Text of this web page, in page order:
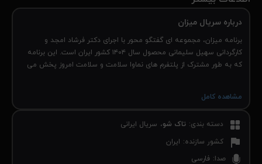
درباره سریال میزان
برنامه میزان، مجموعه ای گفتگو محور با اجرای دکتر فرشاد امجد و
کارگردانی سهیل سلیمانی محصول سال ۱۴۰۴ کشور ایران است. این برنامه
که به طور مشترک از پلتفرم های نماوا سلامت و سلامت امروز پخش می
مشاهده کامل
دسته بندی: تاک شو
سریال ایرانی
کشور سازنده: ایران
صدا: فارسی